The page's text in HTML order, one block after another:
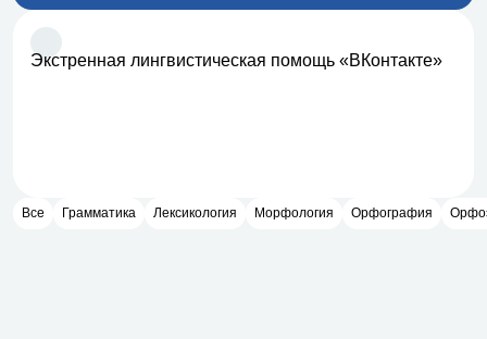
Экстренная лингвистическая помощь «ВКонтакте»
Все Грамматика Лексикология Морфология Орфография